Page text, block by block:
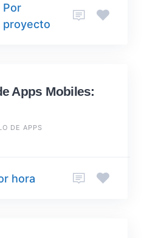
Por
proyecto
Apps Mobiles:
DE APPS
hora